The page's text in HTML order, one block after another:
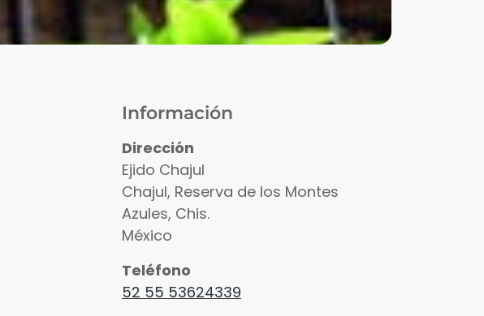
Información
Dirección
Ejido Chajul
Chajul, Reserva de los Montes
Azules, Chis.
México
Teléfono
52 55 53624339